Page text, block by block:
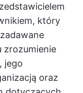
który
zrozumienie
jego
oraz